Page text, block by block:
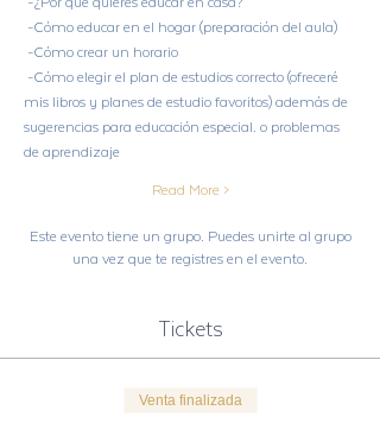
-Cómo educar en el hogar (preparación del aula)
-Cómo crear un horario
mis libros y planes de estudio favoritos) además de
sugerencias para educación especial. o problemas
de aprendizaje
Read More >
Este evento tiene un grupo. Puedes unirte al grupo
una vez que te registres en el evento.
Tickets
Venta finalizada